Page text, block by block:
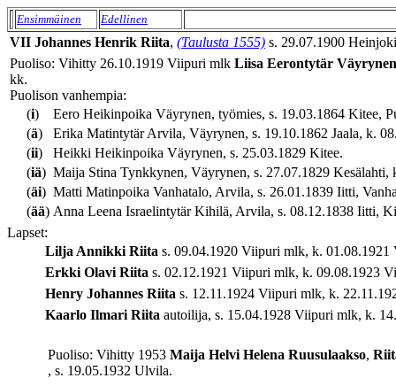
Ensimmäinen Edellinen
VII Johannes Henrik Riita, (Taulusta 1555) s. 29.07.1900
Puoliso: Vihitty 26.10.1919 Viipuri mlk Liisa Eerontytär Väyrynen
kk.
Puolison vanhempia:
(i)
Eero Heikinpoika Väyrynen, työmies, s. 19.03.1864 Kitee,
(ä)
Erika Matintytär Arvila, Väyrynen, s. 19.10.1862 Jaala, k.
(ii)
Heikki Heikinpoika Väyrynen, s. 25.03.1829 Kitee.
(iä) Maija Stina Tynkkynen, Väyrynen, s. 27.07.1829
(äi) Matti Matinpoika Vanhatalo, Arvila, s. 26.01.1839 Iitti,
(ää) Anna Leena Israelintytär Kihilä, Arvila, s. 08.12.1838 Iitti,
Lapset:
Lilja Annikki Riita s. 09.04.1920 Viipuri mlk, k.
Erkki Olavi Riita s. 02.12.1921 Viipuri mlk, k. 09.08.1923
Henry Johannes Riita s. 12.11.1924 Viipuri mlk, k.
Kaarlo Ilmari Riita autoilija, s. 15.04.1928 Viipuri mlk, k.
Puoliso: Vihitty 1953 Maija Helvi Helena Ruusulaakso,
, s. 19.05.1932 Ulvila.